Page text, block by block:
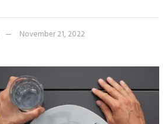
November 21, 2022